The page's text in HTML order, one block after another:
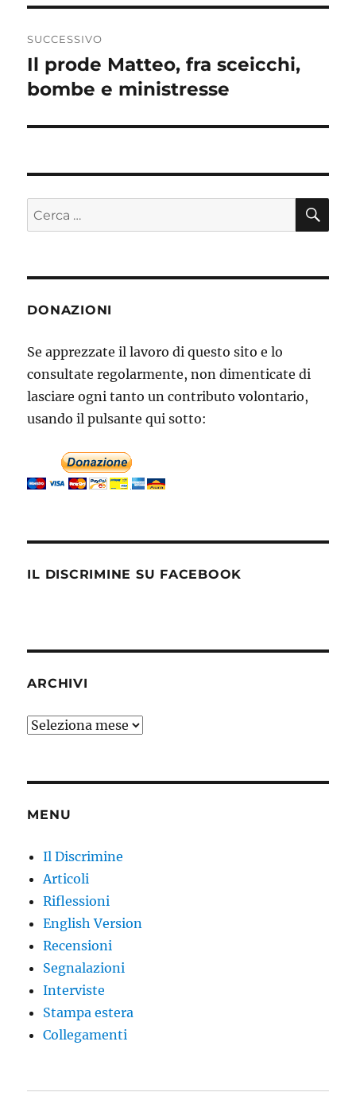
SUCCESSIVO
Articolo
successivo:
Il prode Matteo, fra sceicchi,
bombe e ministresse
Cerca:
DONAZIONI
Se apprezzate il lavoro di questo sito e lo
consultate regolarmente, non dimenticate di
lasciare ogni tanto un contributo volontario,
usando il pulsante qui sotto:
IL DISCRIMINE SU FACEBOOK
ARCHIVI
Archivi
MENU
Il Discrimine
Articoli
Riflessioni
English Version
Recensioni
Segnalazioni
Interviste
Stampa estera
Collegamenti